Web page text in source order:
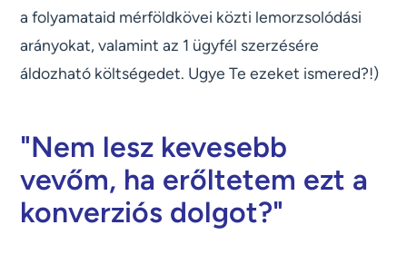
a folyamataid mérföldkövei közti lemorzsolódási
arányokat, valamint az 1 ügyfél szerzésére
áldozható költségedet. Ugye Te ezeket ismered?!)
"Nem lesz kevesebb
vevőm, ha erőltetem ezt a
konverziós dolgot?"